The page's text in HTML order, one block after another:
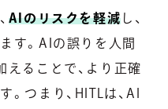
AIのリスクを軽減 し、
す。AIの誤りを人間
えることで、より正確
つまり、HITLは、AI